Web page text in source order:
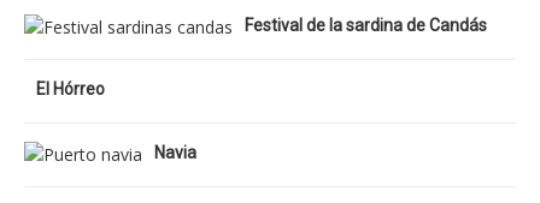
Festival de la sardina de Candás
El Hórreo
Navia